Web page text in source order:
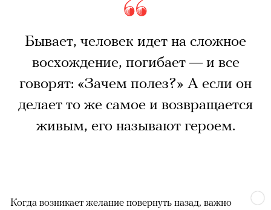
Бывает, человек идет на сложное
восхождение, погибает — и все
говорят: «Зачем полез?» А если он
делает то же самое и возвращается
живым, его называют героем.
Когда возникает желание повернуть назад, важно